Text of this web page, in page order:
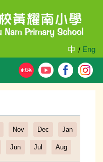
中 / Eng
Filter
Nov Dec Jan
Jun Jul Aug